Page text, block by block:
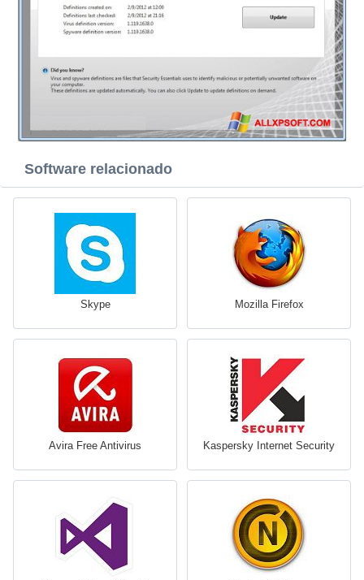
Software relacionado
Skype Mozilla Firefox
Avira Free Antivirus Kaspersky Internet Security